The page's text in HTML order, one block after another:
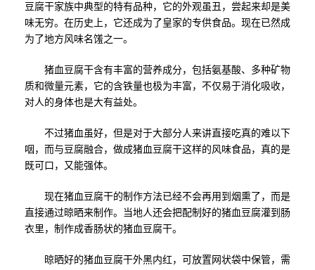
豆腐干家族中典型的特有品种，它的外观虽丑，尝起来却是美
味无穷。在历史上，它还成为了皇家的专供食品。现在已然成
为了地方风味名馐之一。
猪血豆腐干含有丰富的营养成分，包括氨基酸、多种矿物
质和微量元素，它的含铁量也极为丰富，不仅易于消化吸收，
对人的身体也是大有益处。
不过猪血虽好，但是对于大部分人来讲直接吃真的难以下
咽，而与豆腐融合，做成猪血豆腐干这样的风味食品，真的是
既可口，又能强体。
现在猪血豆腐干的制作方法已经不会再用到烟熏了，而是
直接通过晾晒来制作。当地人还会把配制好的猪血豆腐灌到肠
衣里，制作成香肠状的猪血豆腐干。
晾晒好的猪血豆腐干外黑内红，可放置网状袋中保管，需